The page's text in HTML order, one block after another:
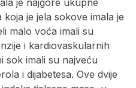
je jela sokove imala je
malo voća imali su
i kardiovaskularnih
sok imali su najveću
i dijabetesa. Ove dvije